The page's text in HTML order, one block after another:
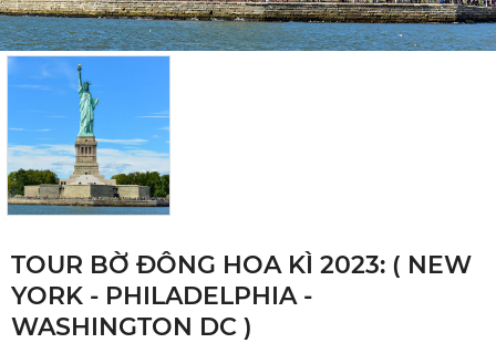
TOUR BỜ ĐÔNG HOA KÌ 2023: ( NEW
YORK - PHILADELPHIA -
WASHINGTON DC )